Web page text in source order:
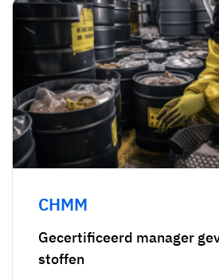
CHMM
Gecertificeerd manager
stoffen